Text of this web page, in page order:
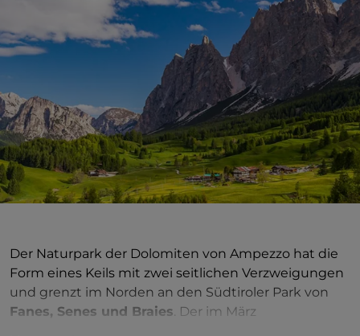
Der Naturpark der Dolomiten von Ampezzo hat die
Form eines Keils mit zwei seitlichen Verzweigungen
und grenzt im Norden an den Südtiroler Park von
Fanes, Senes und Braies. Der im März